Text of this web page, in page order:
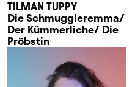
TILMAN TUPPY
Die Schmuggleremma/
Der Kümmerliche/ Die
Pröbstin